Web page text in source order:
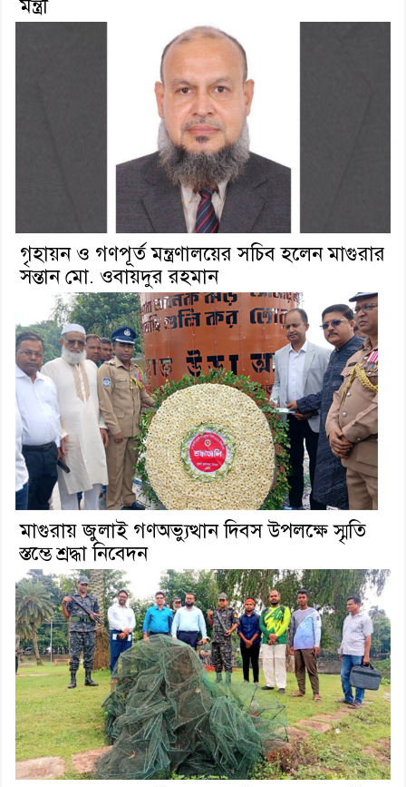
মন্ত্রী
গৃহায়ন ও গণপূর্ত মন্ত্রণালয়ের সচিব হলেন মাগুরার
সন্তান মো. ওবায়দুর রহমান
মাগুরায় জুলাই গণঅভ্যুত্থান দিবস উপলক্ষে স্মৃতি
স্তম্ভে শ্রদ্ধা নিবেদন